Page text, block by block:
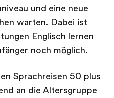
und eine neue
warten. Dabei ist
Englisch lernen
noch möglich.
Sprachreisen 50 plus
an die Altersgruppe